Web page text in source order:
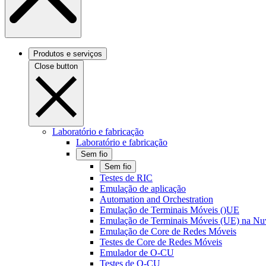
Produtos e serviços
Close button
Laboratório e fabricação
Laboratório e fabricação
Sem fio
Sem fio
Testes de RIC
Emulação de aplicação
Automation and Orchestration
Emulação de Terminais Móveis ()UE
Emulação de Terminais Móveis (UE) na
Emulação de Core de Redes Móveis
Testes de Core de Redes Móveis
Emulador de O-CU
Testes de O-CU